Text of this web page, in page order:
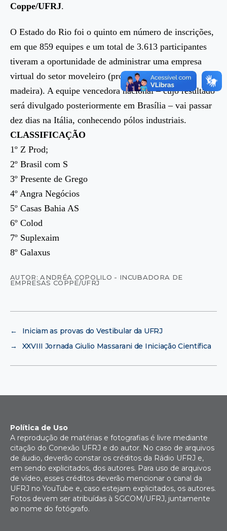
Coppe/UFRJ.
O Estado do Rio foi o quinto em número de inscrições,
em que 859 equipes e um total de 3.613 participantes
tiveram a oportunidade de administrar uma empresa
virtual do setor moveleiro (produção de móveis de
madeira). A equipe vencedora nacional – cujo resultado
será divulgado posteriormente em Brasília – vai passar
dez dias na Itália, conhecendo pólos industriais.
CLASSIFICAÇÃO
1º Z Prod;
2º Brasil com S
3º Presente de Grego
4º Angra Negócios
5º Casas Bahia AS
6º Colod
7º Suplexaim
8º Galaxus
AUTOR: ANDRÉA COPOLILO - INCUBADORA DE
EMPRESAS COPPE/UFRJ
←
Iniciam as provas do Vestibular da UFRJ
→
XXVIII Jornada Giulio Massarani de Iniciação Científica
Política de Uso
A reprodução de matérias e fotografias é livre mediante
citação do Conexão UFRJ e do autor. No caso de arquivos
de áudio, deverão constar os créditos da Rádio UFRJ e,
em sendo explicitados, dos autores. Para uso de arquivos
de vídeo, esses créditos deverão mencionar o canal da
UFRJ no YouTube e, caso estejam explicitados, os autores.
Fotos devem ser atribuídas à SGCOM/UFRJ, juntamente
ao nome do fotógrafo.